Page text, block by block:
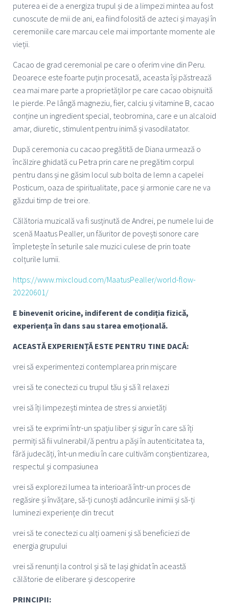
puterea ei de a energiza trupul și de a limpezi mintea au fost
cunoscute de mii de ani, ea fiind folosită de azteci și mayași în
ceremoniile care marcau cele mai importante momente ale
vieții.
Cacao de grad ceremonial pe care o oferim vine din Peru.
Deoarece este foarte puțin procesată, aceasta își păstrează
cea mai mare parte a proprietăților pe care cacao obișnuită
le pierde. Pe lângă magneziu, fier, calciu și vitamine B, cacao
conține un ingredient special, teobromina, care e un alcaloid
amar, diuretic, stimulent pentru inimă și vasodilatator.
După ceremonia cu cacao pregătită de Diana urmează o
încălzire ghidată cu Petra prin care ne pregătim corpul
pentru dans și ne găsim locul sub bolta de lemn a capelei
Posticum, oaza de spiritualitate, pace și armonie care ne va
găzdui timp de trei ore.
Călătoria muzicală va fi susținută de Andrei, pe numele lui de
scenă Maatus Pealler, un făuritor de povești sonore care
împletește în seturile sale muzici culese de prin toate
colțurile lumii.
https://www.mixcloud.com/MaatusPealler/world-flow-
20220601/
E binevenit oricine, indiferent de condiția fizică,
experiența în dans sau starea emoțională.
ACEASTĂ EXPERIENȚĂ ESTE PENTRU TINE DACĂ:
vrei să experimentezi contemplarea prin mișcare
vrei să te conectezi cu trupul tău și să îl relaxezi
vrei să îți limpezești mintea de stres si anxietăți
vrei să te exprimi într-un spațiu liber și sigur în care să îți
permiți să fii vulnerabil/ă pentru a păși în autenticitatea ta,
fără judecăți, înt-un mediu în care cultivăm conștientizarea,
respectul și compasiunea
vrei să explorezi lumea ta interioară într-un proces de
regăsire și învățare, să-ți cunoști adâncurile inimii și să-ți
luminezi experiențe din trecut
vrei să te conectezi cu alți oameni și să beneficiezi de
energia grupului
vrei să renunți la control și să te lași ghidat în această
călătorie de eliberare și descoperire
PRINCIPII: